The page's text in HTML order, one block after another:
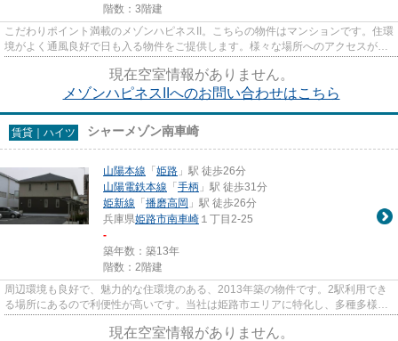
階数：3階建
こだわりポイント満載のメゾンハピネスII。こちらの物件はマンションです。住環
境がよく通風良好で日も入る物件をご提供します。様々な場所へのアクセスがし
やすくなる2駅利用可能な物...
現在空室情報がありません。
メゾンハピネスIIへのお問い合わせはこちら
賃貸｜ハイツ シャーメゾン南車崎
山陽本線 「姫路 」駅 徒歩26分
山陽電鉄本線 「手柄 」駅 徒歩31分
姫新線 「播磨高岡 」駅 徒歩26分
兵庫県姫路市南車崎 １丁目2-25
-
築年数：築13年
階数：2階建
周辺環境も良好で、魅力的な住環境のある、2013年築の物件です。2駅利用でき
る場所にあるので利便性が高いです。当社は姫路市エリアに特化し、多種多様な
賃貸物件情報を豊富に取り扱っ...
現在空室情報がありません。